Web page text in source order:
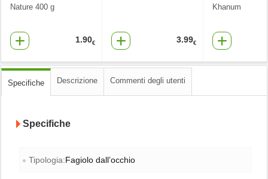
Nature 400 g
1.90€ 3.99€
Khanum
Specifiche Descrizione Commenti degli utenti
Specifiche
Tipologia:Fagiolo dall’occhio